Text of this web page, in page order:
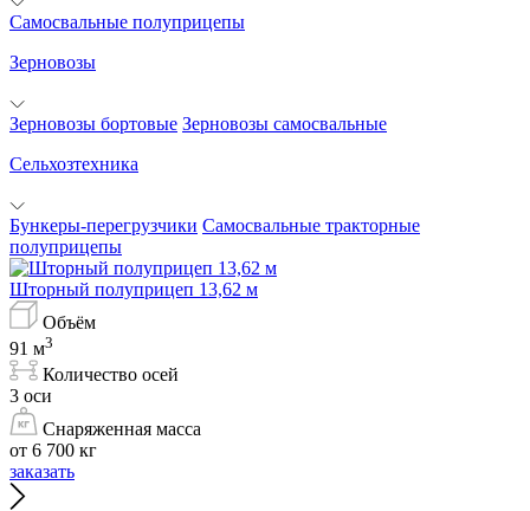
Самосвальные полуприцепы
Зерновозы
Зерновозы бортовые Зерновозы самосвальные
Сельхозтехника
Бункеры-перегрузчики Самосвальные тракторные
полуприцепы
Шторный полуприцеп 13,62 м
Объём
91 м3
Количество осей
3 оси
Снаряженная масса
от 6 700 кг
заказать